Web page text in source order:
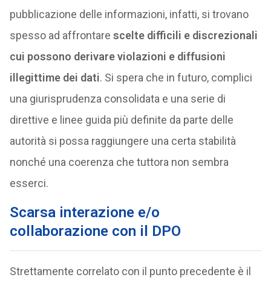
pubblicazione delle informazioni, infatti, si trovano
spesso ad affrontare scelte difficili e discrezionali
cui possono derivare violazioni e diffusioni
illegittime dei dati. Si spera che in futuro, complici
una giurisprudenza consolidata e una serie di
direttive e linee guida più definite da parte delle
autorità si possa raggiungere una certa stabilità
nonché una coerenza che tuttora non sembra
esserci.
Scarsa interazione e/o
collaborazione con il DPO
Strettamente correlato con il punto precedente è il